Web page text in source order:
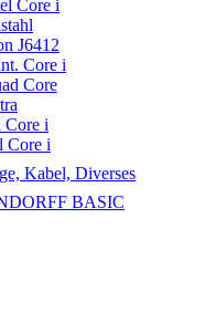
Core i
J6412
Core i
Core
Core i
Core i
Kabel, Diverses
BASIC